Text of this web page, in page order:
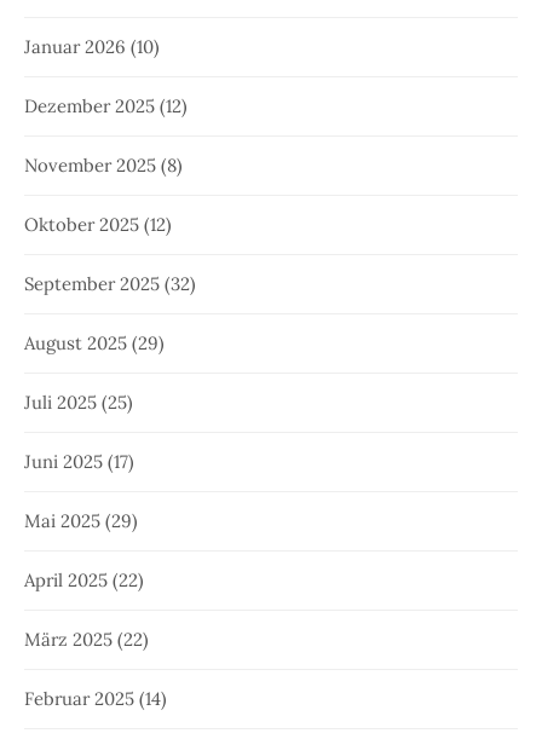
Januar 2026 (10)
Dezember 2025 (12)
November 2025 (8)
Oktober 2025 (12)
September 2025 (32)
August 2025 (29)
Juli 2025 (25)
Juni 2025 (17)
Mai 2025 (29)
April 2025 (22)
März 2025 (22)
Februar 2025 (14)